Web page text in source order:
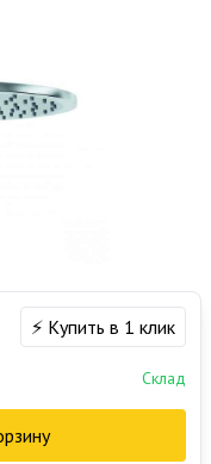
⚡ Купить в 1 клик
Склад